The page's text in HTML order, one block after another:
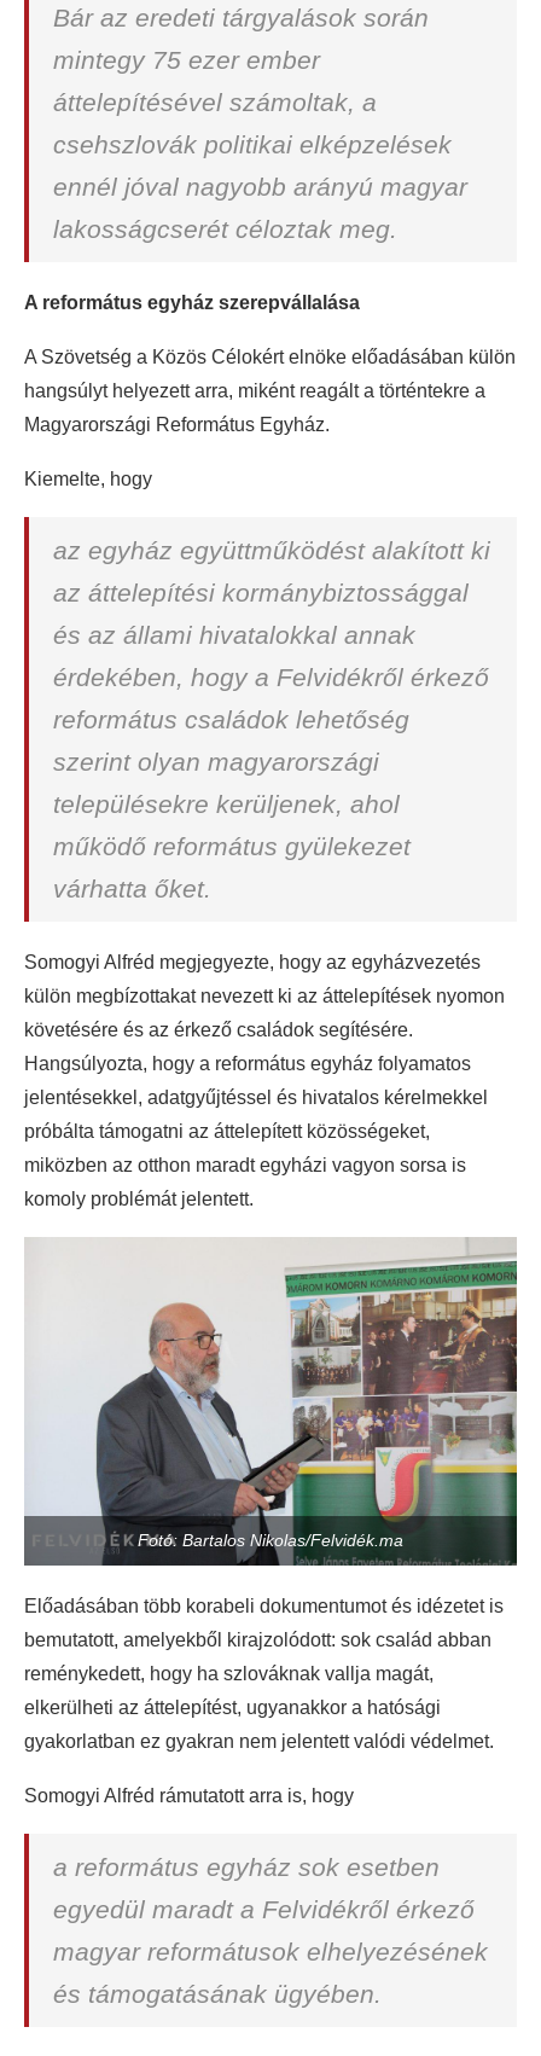
Bár az eredeti tárgyalások során
mintegy 75 ezer ember
áttelepítésével számoltak, a
csehszlovák politikai elképzelések
ennél jóval nagyobb arányú magyar
lakosságcserét céloztak meg.
A református egyház szerepvállalása
A Szövetség a Közös Célokért elnöke előadásában külön
hangsúlyt helyezett arra, miként reagált a történtekre a
Magyarországi Református Egyház.
Kiemelte, hogy
az egyház együttműködést alakított ki
az áttelepítési kormánybiztossággal
és az állami hivatalokkal annak
érdekében, hogy a Felvidékről érkező
református családok lehetőség
szerint olyan magyarországi
településekre kerüljenek, ahol
működő református gyülekezet
várhatta őket.
Somogyi Alfréd megjegyezte, hogy az egyházvezetés
külön megbízottakat nevezett ki az áttelepítések nyomon
követésére és az érkező családok segítésére.
Hangsúlyozta, hogy a református egyház folyamatos
jelentésekkel, adatgyűjtéssel és hivatalos kérelmekkel
próbálta támogatni az áttelepített közösségeket,
miközben az otthon maradt egyházi vagyon sorsa is
komoly problémát jelentett.
Fotó: Bartalos Nikolas/Felvidék.ma
Előadásában több korabeli dokumentumot és idézetet is
bemutatott, amelyekből kirajzolódott: sok család abban
reménykedett, hogy ha szlováknak vallja magát,
elkerülheti az áttelepítést, ugyanakkor a hatósági
gyakorlatban ez gyakran nem jelentett valódi védelmet.
Somogyi Alfréd rámutatott arra is, hogy
a református egyház sok esetben
egyedül maradt a Felvidékről érkező
magyar reformátusok elhelyezésének
és támogatásának ügyében.